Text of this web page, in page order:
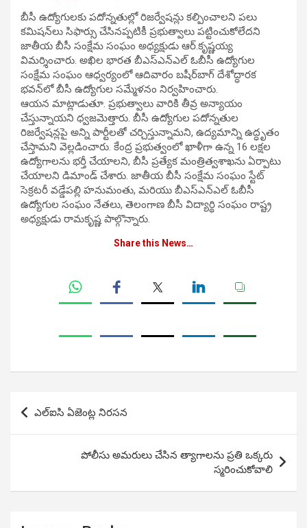
బీసీ ఉద్యోగులకు పదోన్నతుల్లో రిజర్వేషన్లు కల్పించాలని పలు
కమిషన్‌లు సిఫార్సు చేసినప్పటికీ ప్రభుత్వాలు పట్టించుకోలేదని
జాతీయ బీసీ సంక్షేమ సంఘం అధ్యక్షుడు ఆర్‌.కృష్ణయ్య
విమర్శించారు. అఖిల భారత బీఎస్‌ఎన్‌ఎల్‌ ఓబీసీ ఉద్యోగుల
సంక్షేమ సంఘం ఆధ్వర్యంలో ఆదివారం బషీర్‌బాగ్‌ దేశోద్ధారక
భవన్‌లో బీసీ ఉద్యోగుల సమ్మేళనం నిర్వహించారు.
ఆయన మాట్లాడుతూ. ప్రభుత్వాలు వారికి తీవ్ర అన్యాయం
చేస్తున్నాయని ధ్వజమెత్తారు. బీసీ ఉద్యోగుల పదోన్నతుల
రిజర్వేషన్లపై అన్ని పార్టీలతో చర్చిస్తున్నామని, ఉద్యమాన్ని ఉద్ధృతం
చేస్తామని వెల్లడించారు. కేంద్ర ప్రభుత్వంలో ఖాళీగా ఉన్న 16 లక్షల
ఉద్యోగాలను భర్తీ చేయాలని, బీసీ ప్రత్యేక మంత్రిత్వశాఖను ఏర్పాటు
చేయాలని డిమాండ్‌ చేశారు. జాతీయ బీసీ సంక్షేమ సంఘం స్టేట్
సెక్రటరీ వడ్డేపల్లి హనుమంతు, మరియు బీఎస్‌ఎన్‌ఎల్‌ ఓబీసీ
ఉద్యోగుల సంఘం నేతలు, తెలంగాణ బీసీ విద్యార్థి సంఘం రాష్ట్ర
అధ్యక్షుడు రామకృష్ణ పాల్గొన్నారు.
Share this News…
Post
navigation
ఎల్ఐసి ఏజెంట్ల నిరసన
పోలీసు అమరులు చేసిన త్యాగాలను ప్రతి ఒక్కరు
స్మరించుకోవాలి